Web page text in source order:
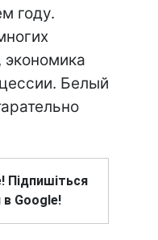
году.
экономика
Белый
Підпишіться
в Google!